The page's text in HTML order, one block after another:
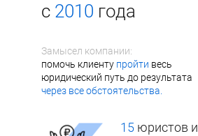
с 2010 года
Замысел компании:
помочь клиенту пройти весь
юридический путь до результата
через все обстоятельства.
15 юристов и